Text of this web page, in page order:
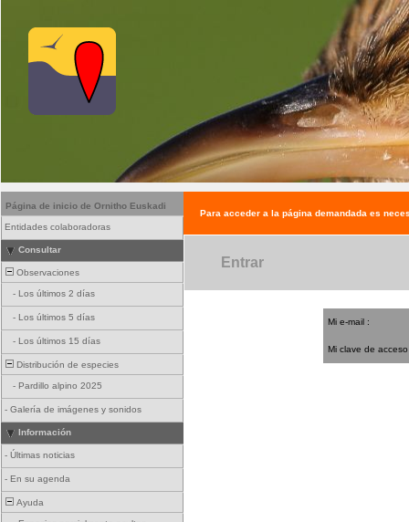
Página de inicio de Ornitho Euskadi
Entidades colaboradoras
Consultar
Observaciones
- Los últimos 2 días
- Los últimos 5 días
- Los últimos 15 días
Distribución de especies
- Pardillo alpino 2025
- Galería de imágenes y sonidos
Información
- Últimas noticias
- En su agenda
Ayuda
Para acceder a la página demandada es
Entrar
Mi e-mail :
Mi clave de